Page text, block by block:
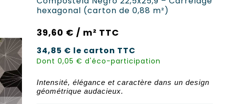
hexagonal (carton de 0,88 m²)
39,60 € / m² TTC
34,85 € le carton TTC
Dont 0,05 € d'éco-participation
Intensité, élégance et caractère dans un design
géométrique audacieux.